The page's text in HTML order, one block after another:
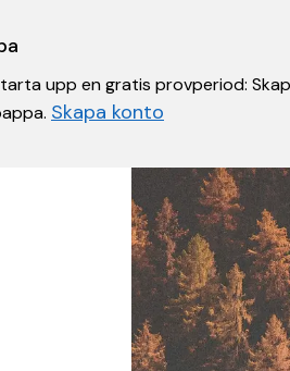
upp en gratis provperiod:
Skapa konto